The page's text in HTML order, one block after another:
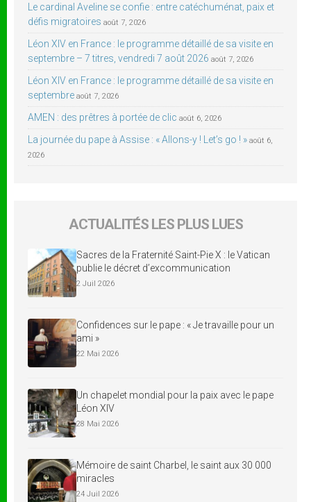
Le cardinal Aveline se confie : entre catéchuménat, paix et
défis migratoires août 7, 2026
Léon XIV en France : le programme détaillé de sa visite en
septembre – 7 titres, vendredi 7 août 2026 août 7, 2026
Léon XIV en France : le programme détaillé de sa visite en
septembre août 7, 2026
AMEN : des prêtres à portée de clic août 6, 2026
La journée du pape à Assise : « Allons-y ! Let’s go ! » août 6,
2026
ACTUALITÉS LES PLUS LUES
Sacres de la Fraternité Saint-Pie X : le Vatican
publie le décret d’excommunication
2 Juil 2026
Confidences sur le pape : « Je travaille pour un
ami »
22 Mai 2026
Un chapelet mondial pour la paix avec le pape
Léon XIV
28 Mai 2026
Mémoire de saint Charbel, le saint aux 30 000
miracles
24 Juil 2026